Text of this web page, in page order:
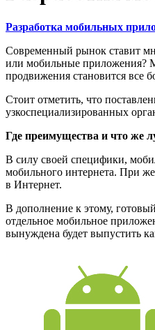
Разработка мобильных
Современный рынок ставит
или мобильные приложения?
продвижения становится все
Стоит отметить, что
узкоспециализированных
Где преимущества и что же
В силу своей специфики,
мобильного интернета. При
в Интернет.
В дополнение к этому,
отдельное мобильное
вынуждена будет выпустить